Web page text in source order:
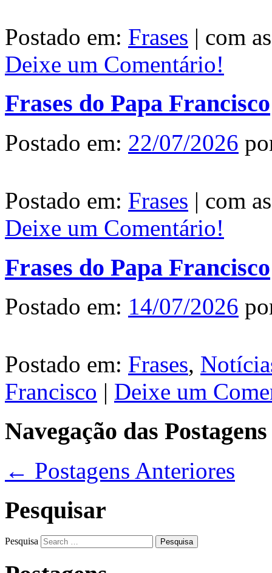
Postado em: Frases | com
Deixe um Comentário!
Frases do Papa Francisco
Postado em: 22/07/2026
Postado em: Frases | com
Deixe um Comentário!
Frases do Papa Francisco
Postado em: 14/07/2026
Postado em: Frases,
Francisco | Deixe um
Navegação das Postagens
← Postagens Anteriores
Pesquisar
Pesquisa